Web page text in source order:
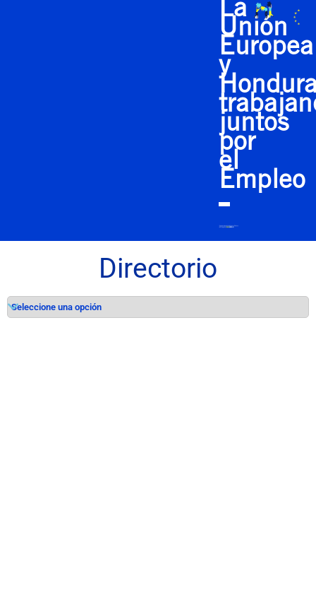
La
Unión
Europea
y
juntos
por
el
Empleo
Directorio